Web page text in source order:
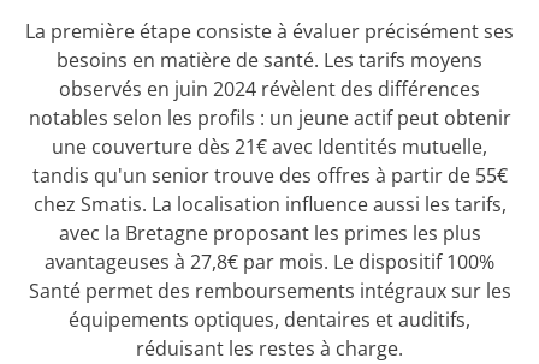
La première étape consiste à évaluer précisément ses
besoins en matière de santé. Les tarifs moyens
observés en juin 2024 révèlent des différences
notables selon les profils : un jeune actif peut obtenir
une couverture dès 21€ avec Identités mutuelle,
tandis qu'un senior trouve des offres à partir de 55€
chez Smatis. La localisation influence aussi les tarifs,
avec la Bretagne proposant les primes les plus
avantageuses à 27,8€ par mois. Le dispositif 100%
Santé permet des remboursements intégraux sur les
équipements optiques, dentaires et auditifs,
réduisant les restes à charge.